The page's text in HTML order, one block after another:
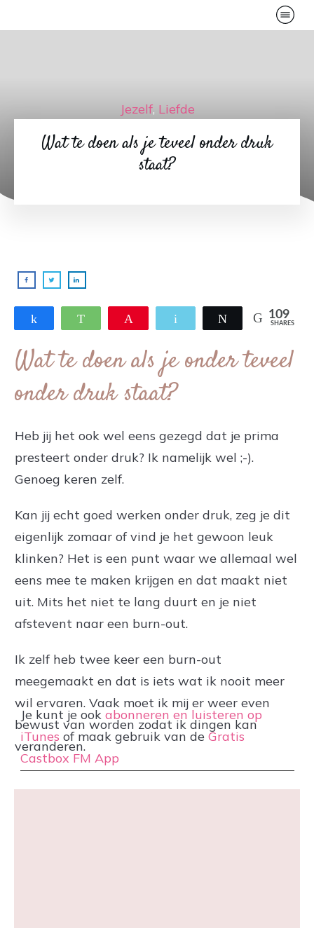
Jezelf, Liefde
Wat te doen als je teveel onder druk
staat?
WhatsApp Tweet 109
SHARES
Wat te doen als je onder teveel
onder druk staat?
Heb jij het ook wel eens gezegd dat je prima
presteert onder druk? Ik namelijk wel ;-).
Genoeg keren zelf.
Kan jij echt goed werken onder druk, zeg je dit
eigenlijk zomaar of vind je het gewoon leuk
klinken? Het is een punt waar we allemaal wel
eens mee te maken krijgen en dat maakt niet
uit. Mits het niet te lang duurt en je niet
afstevent naar een burn-out.
Ik zelf heb twee keer een burn-out
meegemaakt en dat is iets wat ik nooit meer
wil ervaren. Vaak moet ik mij er weer even
bewust van worden zodat ik dingen kan
veranderen.
Je kunt je ook abonneren en luisteren op
iTunes of maak gebruik van de Gratis
Castbox FM App